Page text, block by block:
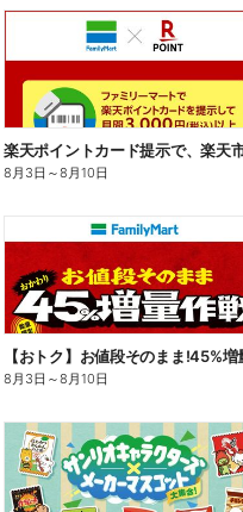
8月3日 ～8月10日
8月3日 ～8月10日